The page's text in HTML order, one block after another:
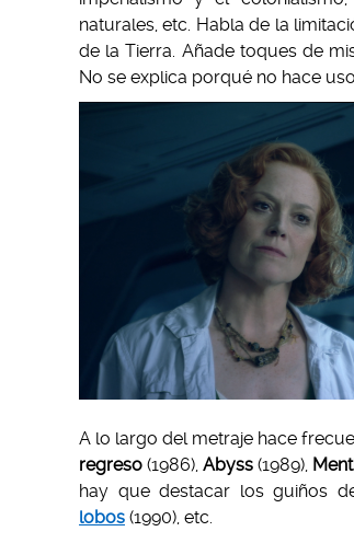
naturales, etc. Habla de la
de la Tierra. Añade toques de
No se explica porqué no hace
A lo largo del metraje hace
regreso (1986),Abyss (1989),
hay que destacar los guiños
lobos (1990), etc.